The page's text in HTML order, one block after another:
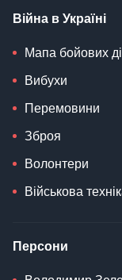
Війна в Україні
Мапа бойових
Вибухи
Перемовини
Зброя
Волонтери
Військова
Персони